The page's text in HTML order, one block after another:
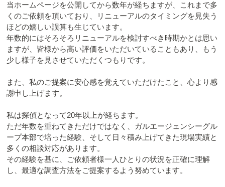
当ホームページを公開してから数年が経ちますが、これまで多
くのご依頼を頂いており、リニューアルのタイミングを見失う
ほどの嬉しい誤算も生じています。
年数的にはそろそろリニューアルを検討すべき時期かとは思い
ますが、皆様から高い評価をいただいていることもあり、もう
少し様子を見させていただくつもりです。
また、私のご提案に安心感を覚えていただけたこと、心より感
謝申し上げます。
私は探偵となって20年以上が経ちます。
ただ年数を重ねてきただけではなく、ガルエージェンシーグル
ープ本部で培った経験、そして日々積み上げてきた現場実績と
多くの相談対応があります。
その経験を基に、ご依頼者様一人ひとりの状況を正確に理解
し、最適な調査方法をご提案するよう努めています。